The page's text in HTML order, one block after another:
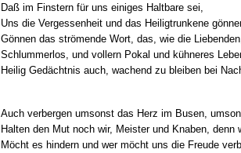
Daß im Finstern für uns einiges Haltbare sei,
Uns die Vergessenheit und das Heiligtrunkene
Gönnen das strömende Wort, das, wie die
Schlummerlos, und vollern Pokal und kühneres
Heilig Gedächtnis auch, wachend zu bleiben bei
Auch verbergen umsonst das Herz im Busen,
Halten den Mut noch wir, Meister und Knaben, denn
Möcht es hindern und wer möcht uns die Freude